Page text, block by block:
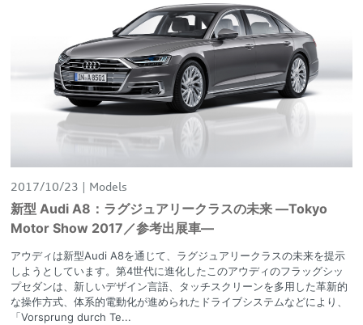
2017/10/23 Models
新型 Audi A8：ラグジュアリークラスの未来 —Tokyo
Motor Show 2017／参考出展車—
アウディは新型Audi A8を通じて、ラグジュアリークラスの未来を提示
しようとしています。第4世代に進化したこのアウディのフラッグシッ
プセダンは、新しいデザイン言語、タッチスクリーンを多用した革新的
な操作方式、体系的電動化が進められたドライブシステムなどにより、
「Vorsprung durch Te...